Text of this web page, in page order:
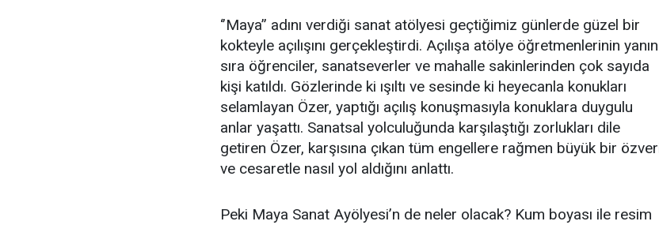
‘’Maya’’ adını verdiği sanat atölyesi geçtiğimiz günlerde güzel bir
kokteyle açılışını gerçekleştirdi. Açılışa atölye öğretmenlerinin yanın
sıra öğrenciler, sanatseverler ve mahalle sakinlerinden çok sayıda
kişi katıldı. Gözlerinde ki ışıltı ve sesinde ki heyecanla konukları
selamlayan Özer, yaptığı açılış konuşmasıyla konuklara duygulu
anlar yaşattı. Sanatsal yolculuğunda karşılaştığı zorlukları dile
getiren Özer, karşısına çıkan tüm engellere rağmen büyük bir
ve cesaretle nasıl yol aldığını anlattı.
Peki Maya Sanat Ayölyesi’n de neler olacak? Kum boyası ile resim